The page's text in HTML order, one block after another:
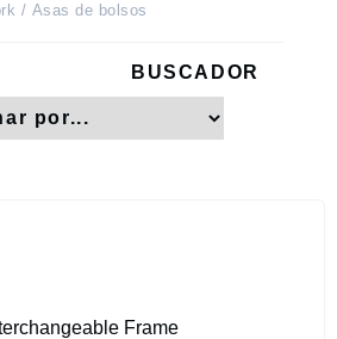
/ Asas de bolsos
BUSCADOR